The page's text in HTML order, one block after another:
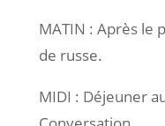
MATIN : Après le
de russe.
MIDI : Déjeuner